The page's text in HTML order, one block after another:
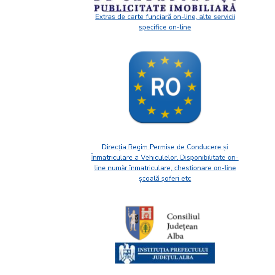
Extras de carte funciară on-line, alte servicii
specifice on-line
Direcția Regim Permise de Conducere și
Înmatriculare a Vehiculelor. Disponibilitate on-
line număr înmatriculare, chestionare on-line
școală șoferi etc